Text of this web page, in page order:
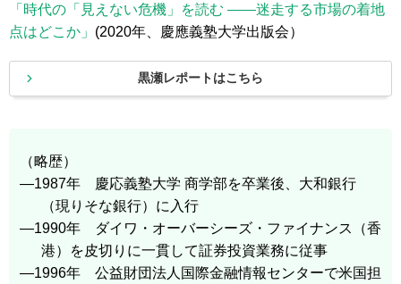
「時代の「見えない危機」を読む ――迷走する市場の着地
点はどこか」 (2020年、慶應義塾大学出版会）
黒瀬レポートはこちら
（略歴）
―1987年 慶応義塾大学 商学部を卒業後、大和銀行
（現りそな銀行）に入行
―1990年 ダイワ・オーバーシーズ・ファイナンス（香
港）を皮切りに一貫して証券投資業務に従事
―1996年 公益財団法人国際金融情報センターで米国担